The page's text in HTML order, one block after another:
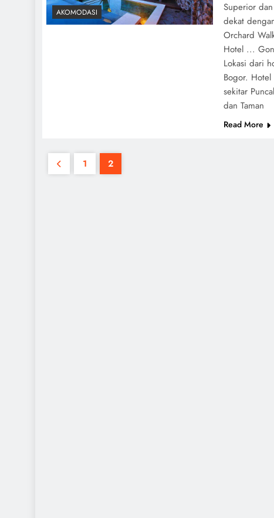
AKOMODASI
Superior
dekat
Orchard
Hotel ...
Lokasi dari
Bogor.
sekitar
dan Taman
Read More
1 2